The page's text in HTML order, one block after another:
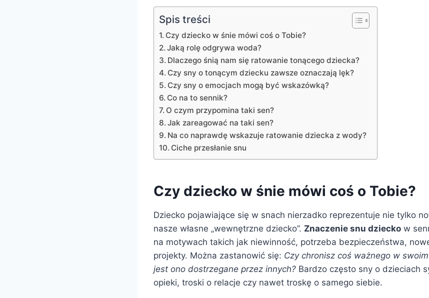
Spis treści
Czy dziecko w śnie mówi coś o Tobie?
Jaką rolę odgrywa woda?
Dlaczego śnią nam się ratowanie tonącego dziecka?
Czy sny o tonącym dziecku zawsze oznaczają lęk?
Czy sny o emocjach mogą być wskazówką?
Co na to sennik?
O czym przypomina taki sen?
Jak zareagować na taki sen?
Na co naprawdę wskazuje ratowanie dziecka z wody?
Ciche przesłanie snu
Czy dziecko w śnie mówi coś o Tobie?
Dziecko pojawiające się w snach nierzadko reprezentuje nie tylko
nasze własne „wewnętrzne dziecko”. Znaczenie snu dziecko w
na motywach takich jak niewinność, potrzeba bezpieczeństwa,
projekty. Można zastanowić się: Czy chronisz coś ważnego w
jest ono dostrzegane przez innych? Bardzo często sny o dzieciach
opieki, troski o relacje czy nawet troskę o samego siebie.